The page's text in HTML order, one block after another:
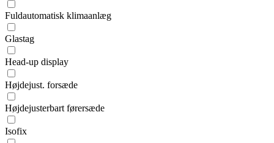
Fuldautomatisk klimaanlæg
Glastag
Head-up display
Højdejust. forsæde
Højdejusterbart førersæde
Isofix